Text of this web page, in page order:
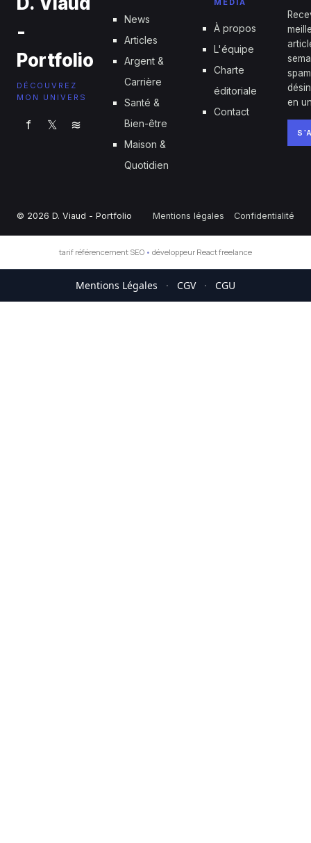
-
Portfolio
DÉCOUVREZ
MON UNIVERS
f 𝕏 ≋
News
Articles
Argent &
Carrière
Santé &
Bien-être
Maison &
Quotidien
MÉDIA
À propos
L'équipe
Charte
éditoriale
Contact
en
© 2026 D. Viaud - Portfolio Mentions légales Confidentialité
tarif référencement SEO • développeur React freelance
Mentions Légales · CGV · CGU